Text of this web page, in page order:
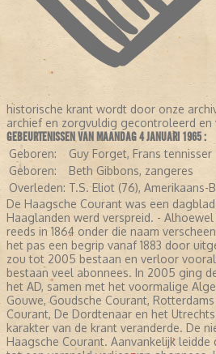
historische krant wordt door onze
archief en zorgvuldig gecontroleerd en
GEBEURTENISSEN VAN MAANDAG 4 JANUARI 1965 :
Geboren:
Guy Forget, Frans tennisser
Geboren:
Beth Gibbons, zangeres
Overleden: T.S. Eliot (76), Amerikaans-
De Haagsche Courant was een
Haaglanden werd verspreid. -
reeds in 1864 onder die naam
het pas een begrip vanaf 1883 door
zou tot 2005 bestaan en verloor
bestaan veel abonnees. In 2005 ging
het AD, samen met het voormalige
Gouwe, Goudsche Courant,
Courant, De Dordtenaar en het
karakter van de krant veranderde. De
Haagsche Courant. Aanvankelijk